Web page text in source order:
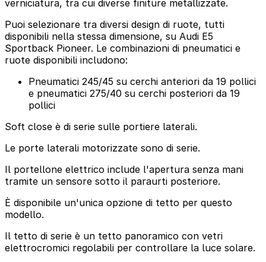
verniciatura, tra cui diverse finiture metallizzate.
Puoi selezionare tra diversi design di ruote, tutti
disponibili nella stessa dimensione, su Audi E5
Sportback Pioneer. Le combinazioni di pneumatici e
ruote disponibili includono:
Pneumatici 245/45 su cerchi anteriori da 19 pollici
e pneumatici 275/40 su cerchi posteriori da 19
pollici
Soft close è di serie sulle portiere laterali.
Le porte laterali motorizzate sono di serie.
Il portellone elettrico include l'apertura senza mani
tramite un sensore sotto il paraurti posteriore.
È disponibile un'unica opzione di tetto per questo
modello.
Il tetto di serie è un tetto panoramico con vetri
elettrocromici regolabili per controllare la luce solare.